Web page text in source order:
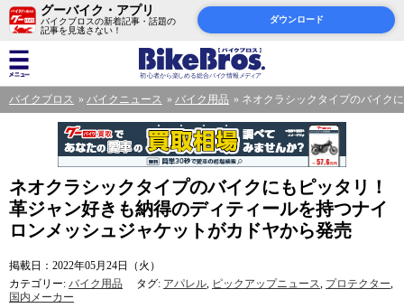
グーバイク・アプリ
バイクブロスの新着記事・話題の
記事を見逃さない！
ダウンロード
バイクブロス バイクニュース バイク用品 ネオクラシックタイプのバイク
ネオクラシックタイプのバイクにもピッタリ！
革ジャン好きも納得のディティールを持つナイ
ロンメッシュジャケットがカドヤから発売
掲載日：2022年05月24日（火）
カテゴリー: バイク用品 タグ: アパレル, ピックアップニュース, プロテクター,
国内メーカー